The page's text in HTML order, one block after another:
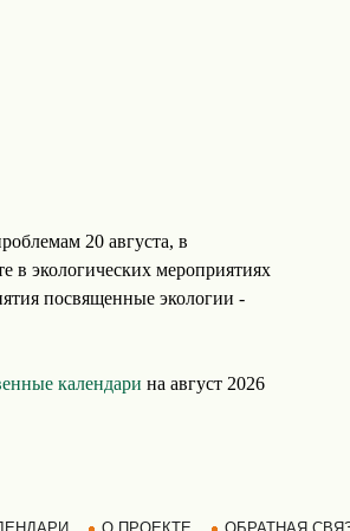
20 августа, в
экологических мероприятиях
посвященные экологии -
календари на август 2026